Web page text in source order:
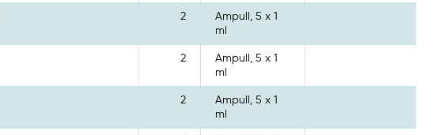
2
Ampull, 5 x 1
ml
2
Ampull, 5 x 1
ml
2
Ampull, 5 x 1
ml